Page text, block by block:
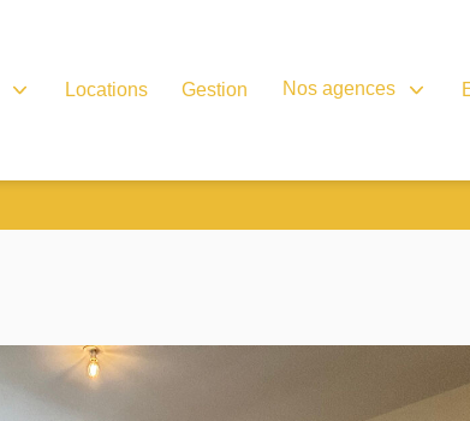
Locations Gestion Nos agences